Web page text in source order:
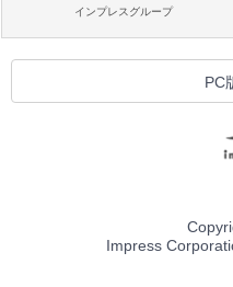
インプレスグループ
PC
Impress